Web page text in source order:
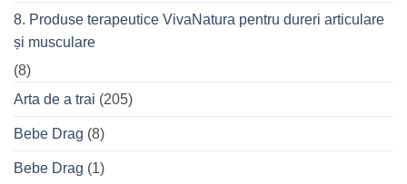
8. Produse terapeutice VivaNatura pentru dureri articulare
și musculare
(8)
Arta de a trai (205)
Bebe Drag (8)
Bebe Drag (1)